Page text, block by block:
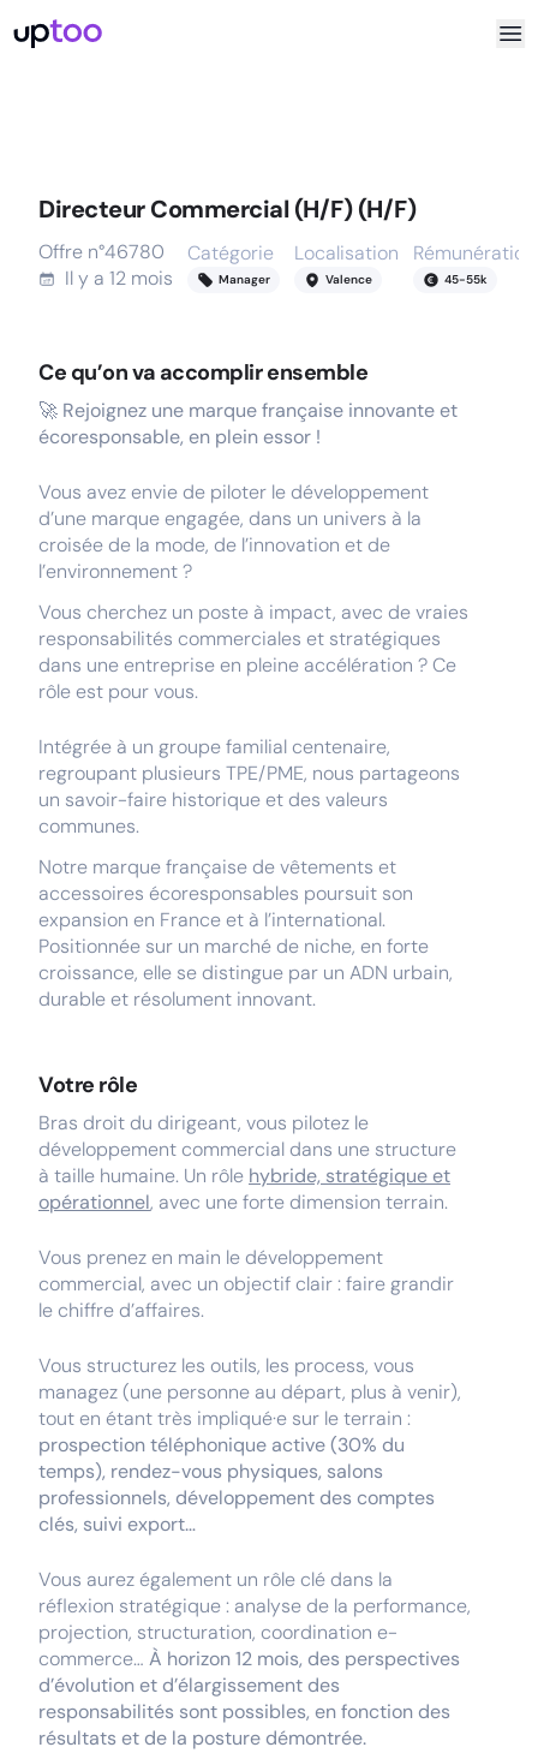
Directeur Commercial (H/F) (H/F)
Offre n°46780
Il y a 12 mois
Catégorie
Manager
Localisation
Valence
Rémunération
45-55k
Ce qu’on va accomplir ensemble
🚀 Rejoignez une marque française innovante et
écoresponsable, en plein essor !
Vous avez envie de piloter le développement
d’une marque engagée, dans un univers à la
croisée de la mode, de l’innovation et de
l’environnement ?
Vous cherchez un poste à impact, avec de vraies
responsabilités commerciales et stratégiques
dans une entreprise en pleine accélération ? Ce
rôle est pour vous.
Intégrée à un groupe familial centenaire,
regroupant plusieurs TPE/PME, nous partageons
un savoir-faire historique et des valeurs
communes.
Notre marque française de vêtements et
accessoires écoresponsables poursuit son
expansion en France et à l’international.
Positionnée sur un marché de niche, en forte
croissance, elle se distingue par un ADN urbain,
durable et résolument innovant.
Votre rôle
Bras droit du dirigeant, vous pilotez le
développement commercial dans une structure
à taille humaine. Un rôle hybride, stratégique et
opérationnel, avec une forte dimension terrain.
Vous prenez en main le développement
commercial, avec un objectif clair : faire grandir
le chiffre d’affaires.
Vous structurez les outils, les process, vous
managez (une personne au départ, plus à venir),
tout en étant très impliqué·e sur le terrain :
prospection téléphonique active (30% du
temps), rendez-vous physiques, salons
professionnels, développement des comptes
clés, suivi export…
Vous aurez également un rôle clé dans la
réflexion stratégique : analyse de la performance,
projection, structuration, coordination e-
commerce… À horizon 12 mois, des perspectives
d’évolution et d’élargissement des
responsabilités sont possibles, en fonction des
résultats et de la posture démontrée.